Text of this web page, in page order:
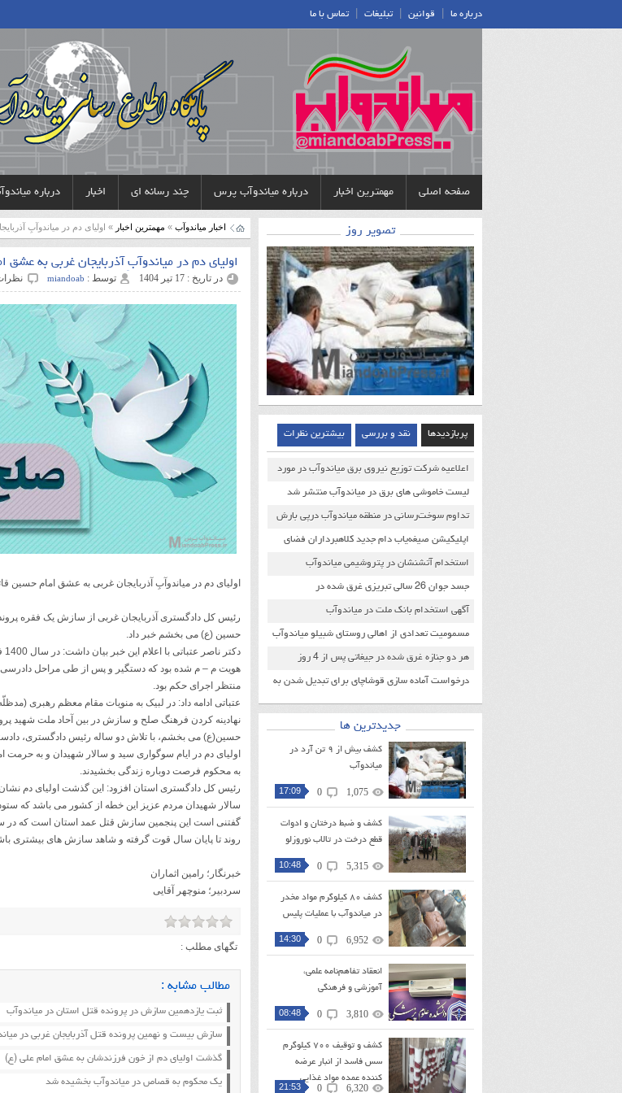
درباره ما قوانین |تبلیغات |تماس با ما
صفحه اصلی مهمترین اخبار درباره میاندوآب پرس چند رسانه ای اخبار درباره
تصویر روز
پربازدیدها نقد و بررسی بیشترین نظرات
اعلاعیه شرکت توزیع نیروی برق میاندوآب در مورد
خاموشی های اخیر
لیست خاموشی های برق در میاندوآب منتشر شد
تداوم سوخت‌رسانی در منطقه میاندوآب درپی بارش
سنگین برف
اپلیکیشن صیغه‌‌یاب دام جدید کلاهبرداران فضای
مجازی
استخدام آتشنشان در پتروشیمی میاندوآب
جسد جوان 26 سالی تبریزی غرق شده در
جیغاتی(زرینه رود) از آب بیرون کشیده شد
آگهی استخدام بانک ملت در میاندوآب
مسمومیت تعدادی از اهالی روستای شبیلو میاندوآب
صحت داشت
هر دو جنازه غرق شده در جیغاتی پس از 4 روز
جستجو پیدا شد
درخواست آماده سازی قوشاچای برای تبدیل شدن به
منطقه ویژه اقتصادی
جدیدترین ها
کشف بیش از ۹ تن آرد در
میاندوآب
17:09 1,075
0
کشف و ضبط درختان و ادوات
قطع درخت در تالاب نوروزلو
10:48 5,315
0
کشف ۸۰ کیلوگرم مواد مخدر
در میاندوآب با عملیات پلیس
14:30 6,952
0
انعقاد تفاهم‌نامه علمی،
آموزشی و فرهنگی
08:48 3,810
0
کشف و توقیف ۷۰۰ کیلوگرم
سس فاسد از انبار عرضه
کننده عمده مواد غذایی
21:53 6,320
0
اخبار میاندوآب » مهمترین اخبار » اولیای دم در میاندوآبِ
اولیای دم در میاندوآبِ آذربایجان غربی به
در تاریخ : 17 تیر 1404 توسط : miandoab
اولیای دم در میاندوآبِ آذربایجان غربی به عشق امام حسین
رئیس کل دادگستری آذربایجان غربی از سازش یک فقره
حسین (ع) می بخشم خبر داد.
هویت م – م شده بود که دستگیر و پس از طی مراحل
منتظر اجرای حکم بود.
عتباتی ادامه داد: در لبیک به منویات مقام معظم رهبری
نهادینه کردن فرهنگ صلح و سازش در بین آحاد ملت شهید
حسین(ع) می بخشم، با تلاش دو ساله رئیس دادگستری،
اولیای دم در ایام سوگواری سید و سالار شهیدان و به
به محکوم فرصت دوباره زندگی بخشیدند.
رئیس کل دادگستری استان افزود: این گذشت اولیای دم
سالار شهیدان مردم عزیز این خطه از کشور می باشد که
گفتنی است این پنجمین سازش قتل عمد استان است که در
روند تا پایان سال قوت گرفته و شاهد سازش های بیشتری
خبرنگار؛ رامین اثماران
سردبیر؛ منوچهر آقایی
تگهای مطلب :
مطالب مشابه :
ثبت یازدهمین سازش در پرونده قتل استان در میاندوآب
سازش بیست و نهمین پرونده قتل آذربایجان غربی در
گذشت اولیای دم از خون فرزندشان به عشق امام علی (ع)
یک محکوم به قصاص در میاندوآب بخشیده شد